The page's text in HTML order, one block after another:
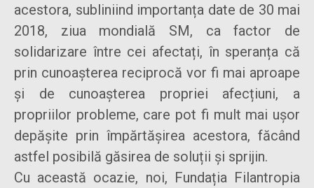
acestora, subliniind importanța date de 30 mai
2018, ziua mondială SM, ca factor de
solidarizare între cei afectați, în speranța că
prin cunoașterea reciprocă vor fi mai aproape
și de cunoașterea propriei afecțiuni, a
propriilor probleme, care pot fi mult mai ușor
depășite prin împărtășirea acestora, făcând
astfel posibilă găsirea de soluții și sprijin.
Cu această ocazie, noi, Fundația Filantropia